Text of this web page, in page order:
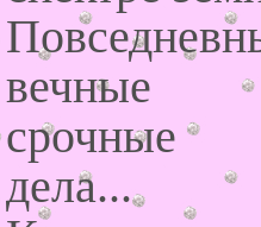
вечные
срочные
дела...